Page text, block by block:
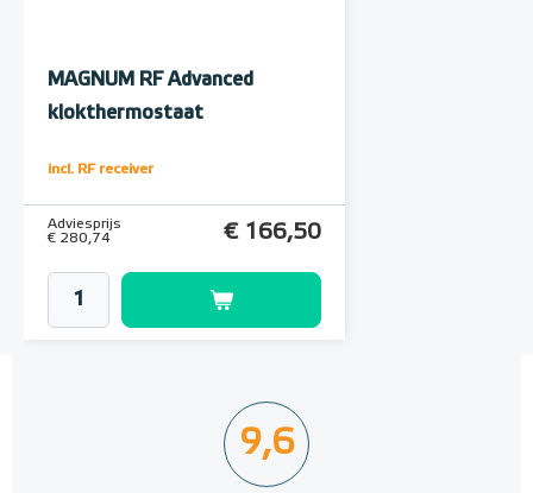
MAGNUM RF Advanced
klokthermostaat
RF-ontvanger
incl. RF receiver
Adviesprijs
€ 280,74
€ 166,50
9,6